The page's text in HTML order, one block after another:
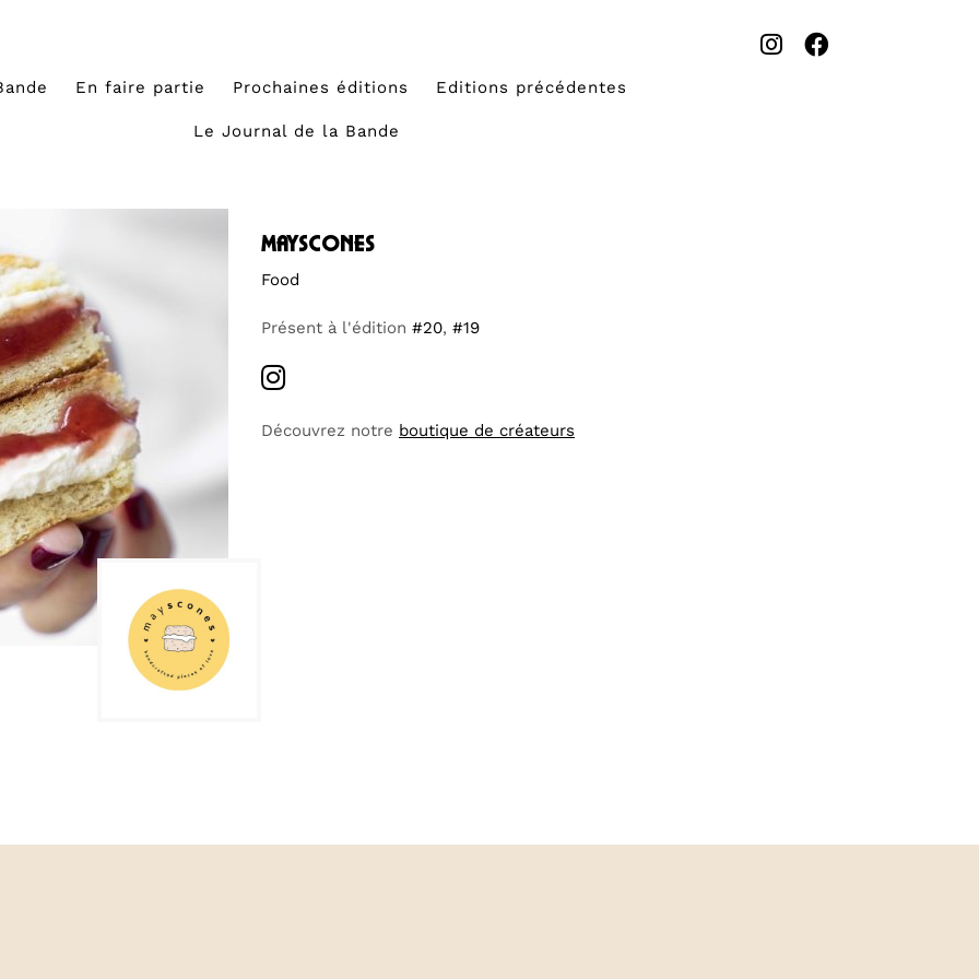
En faire partie Prochaines éditions Editions précédentes
Le Journal de la Bande
mayscones
Food
Présent à l'édition #20, #19
Découvrez notre boutique de créateurs